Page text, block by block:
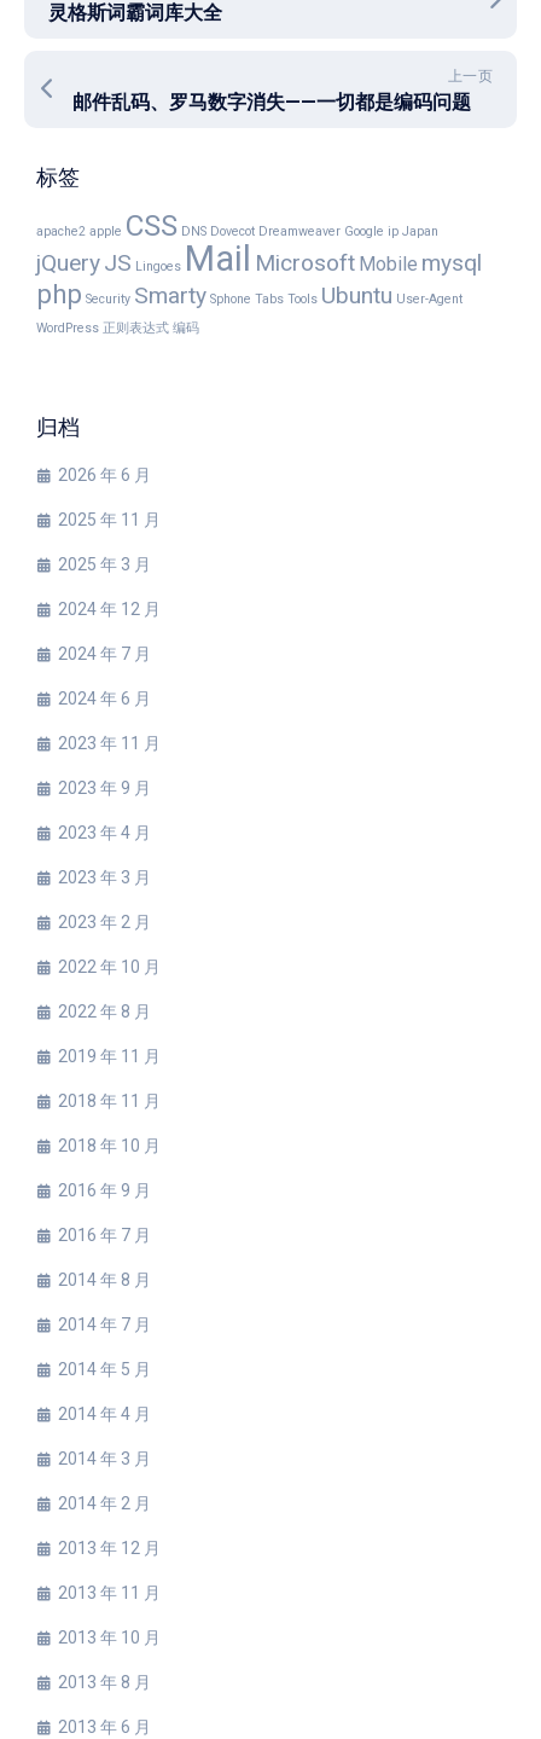
灵格斯词霸词库大全
上一页
邮件乱码、罗马数字消失——一切都是编码问题
标签
apache2 apple CSS DNS Dovecot Dreamweaver Google ip Japan
jQueryJS Lingoes Mail Microsoft Mobile mysql
php Security Smarty Sphone Tabs Tools Ubuntu User-Agent
WordPress 正则表达式 编码
归档
2026 年 6 月
2025 年 11 月
2025 年 3 月
2024 年 12 月
2024 年 7 月
2024 年 6 月
2023 年 11 月
2023 年 9 月
2023 年 4 月
2023 年 3 月
2023 年 2 月
2022 年 10 月
2022 年 8 月
2019 年 11 月
2018 年 11 月
2018 年 10 月
2016 年 9 月
2016 年 7 月
2014 年 8 月
2014 年 7 月
2014 年 5 月
2014 年 4 月
2014 年 3 月
2014 年 2 月
2013 年 12 月
2013 年 11 月
2013 年 10 月
2013 年 8 月
2013 年 6 月